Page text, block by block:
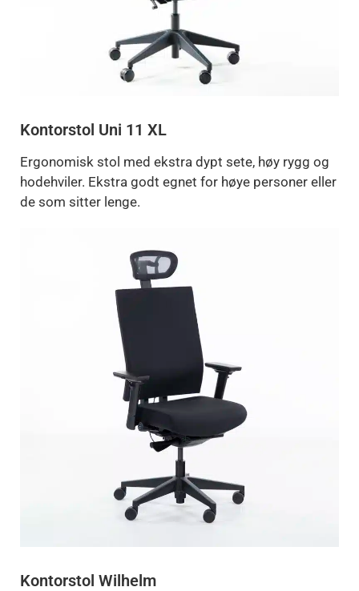
Kontorstol Uni 11 XL
Ergonomisk stol med ekstra dypt sete, høy rygg og
hodehviler. Ekstra godt egnet for høye personer eller
de som sitter lenge.
Kontorstol Wilhelm